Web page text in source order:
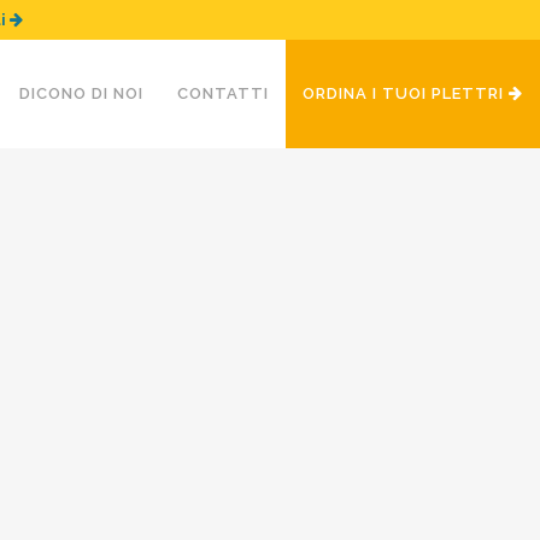
DICONO DI NOI CONTATTI ORDINA I TUOI PLETTRI